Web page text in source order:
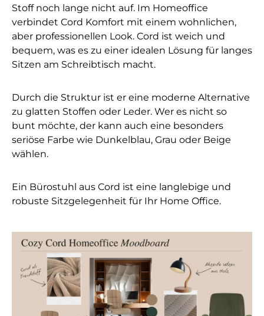
Stoff noch lange nicht auf. Im Homeoffice
verbindet Cord Komfort mit einem wohnlichen,
aber professionellen Look. Cord ist weich und
bequem, was es zu einer idealen Lösung für langes
Sitzen am Schreibtisch macht.
Durch die Struktur ist er eine moderne Alternative
zu glatten Stoffen oder Leder. Wer es nicht so
bunt möchte, der kann auch eine besonders
seriöse Farbe wie Dunkelblau, Grau oder Beige
wählen.
Ein Bürostuhl aus Cord ist eine langlebige und
robuste Sitzgelegenheit für Ihr Home Office.